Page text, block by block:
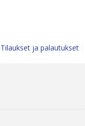
Tilaukset ja palautukset